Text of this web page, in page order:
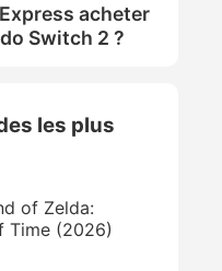
acheter
Switch 2 ?
les plus
of Zelda:
Time (2026)